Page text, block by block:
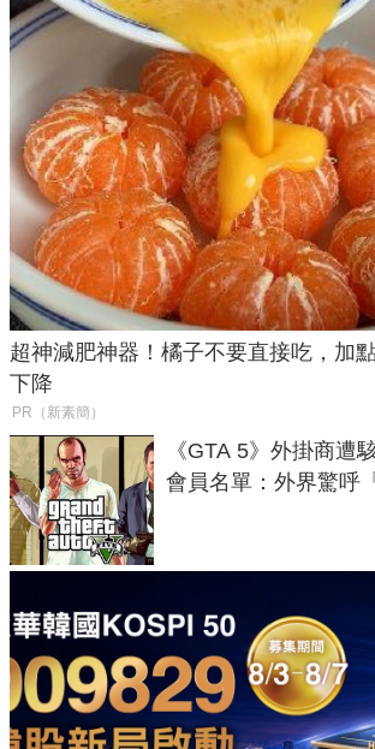
超神減肥神器！橘子不要直接吃，加
下降
PR（新素簡）
《GTA 5》外掛商遭
會員名單：外界驚呼